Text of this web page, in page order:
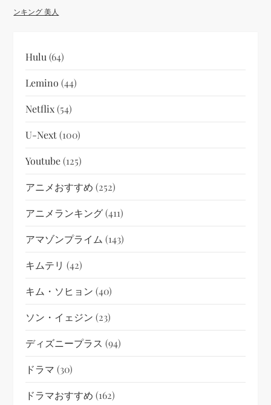
ンキング 美人
Hulu (64)
Lemino (44)
Netflix(54)
U-Next(100)
Youtube(125)
アニメおすすめ (252)
アニメランキング(411)
アマゾンプライム (143)
キムテリ (42)
キム・ソヒョン (40)
ソン・イェジン (23)
ディズニープラス (94)
ドラマ (30)
ドラマおすすめ (162)